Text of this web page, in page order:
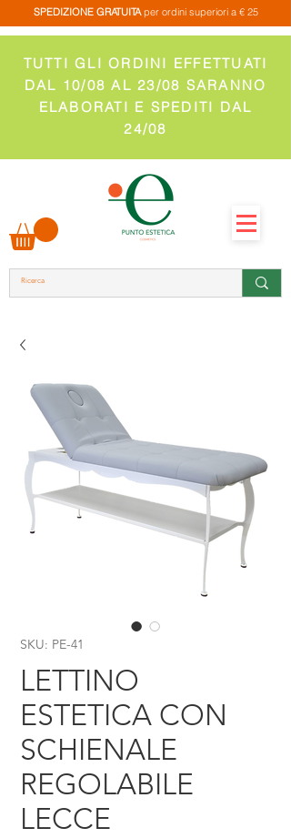
SPEDIZIONE GRATUITAper ordini superiori a € 25
TUTTI GLI ORDINI EFFETTUATI
DAL 10/08 AL 23/08 SARANNO
ELABORATI E SPEDITI DAL
24/08
SKU: PE-41
LETTINO
ESTETICA CON
SCHIENALE
REGOLABILE
LECCE